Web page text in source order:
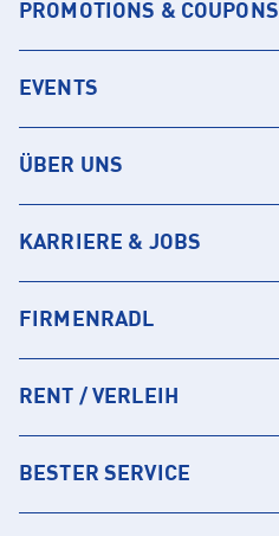
PROMOTIONS & COUPONS
EVENTS
ÜBER UNS
KARRIERE & JOBS
FIRMENRADL
RENT / VERLEIH
BESTER SERVICE